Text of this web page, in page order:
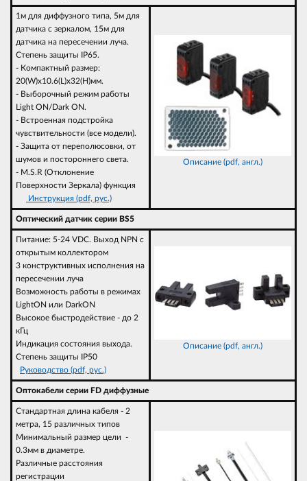
1м для диффузного типа, 5м для
датчика с зеркалом, 15м для
датчика на пересечении луча.
Степень защиты IP65.
- Компактный размер:
20(W)х10.6(L)х32(H)мм.
- Выборочный режим работы
Light ON/Dark ON.
- Встроенная подстройка
чувствительности (все модели).
- Защита от переполюсовки, от
шумов и постороннего света.
- M.S.R (Отклонение
Поверхности Зеркала) функция
Инструкция (pdf, рус.)
Описание (pdf, англ.)
Оптический датчик серии BS5
Питание: 5-24 VDC. Выход NPN с
открытым коллектором
3 конструктивных исполнения на
пересечении луча
Возможность работы в режимах
LightON или DarkON
Высокое быстродействие - до 2
кГц
Индикация состояния выхода.
Степень защиты IP50
Руководство (pdf, рус.)
Описание (pdf, англ.)
Оптокабели серии FD диффузные
Стандартная длина кабеля - 2
метра, 15 различных типов
Минимальный размер цели -
0.3мм в диаметре.
Различные расстояния
регистрации